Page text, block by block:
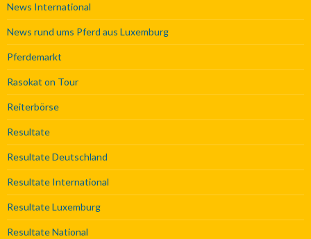
News International
News rund ums Pferd aus Luxemburg
Pferdemarkt
Rasokat on Tour
Reiterbörse
Resultate
Resultate Deutschland
Resultate International
Resultate Luxemburg
Resultate National